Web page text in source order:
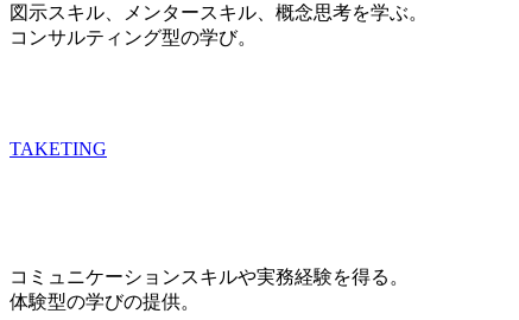
図示スキル、メンタースキル、概念思考を学ぶ。
コンサルティング型の学び。
TAKETING
コミュニケーションスキルや実務経験を得る。
体験型の学びの提供。